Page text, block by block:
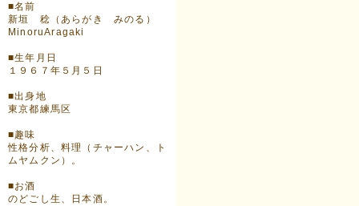
■名前
新垣 稔（あらがき みのる）
MinoruAragaki
■生年月日
１９６７年５月５日
■出身地
東京都練馬区
■趣味
性格分析、料理（チャーハン、ト
ムヤムクン）。
■お酒
のどごし生、日本酒。